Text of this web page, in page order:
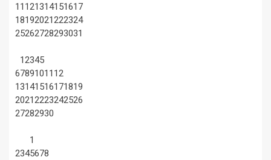
11 121314151617
18192021222324
25262728293031
12345
67891011 12
13141516171819
20212223242526
27282930
1
2345678